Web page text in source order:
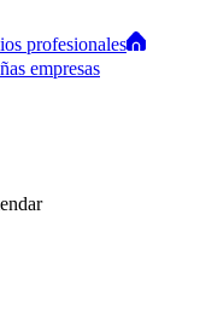
profesionales
empresas